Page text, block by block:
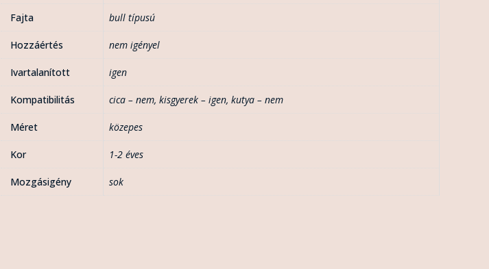
Fajta bull típusú
Hozzáértés nem igényel
Ivartalanított igen
Kompatibilitás cica – nem, kisgyerek – igen, kutya – nem
Méret közepes
Kor 1-2 éves
Mozgásigény sok